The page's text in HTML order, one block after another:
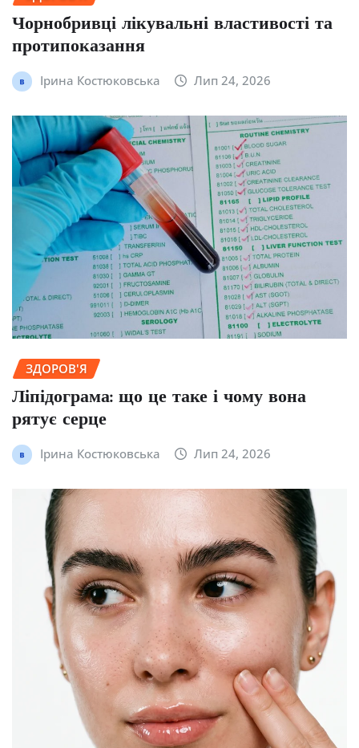
Чорнобривці лікувальні властивості та
протипоказання
Ірина Костюковська Лип 24, 2026
ЗДОРОВ'Я
Ліпідограма: що це таке і чому вона
рятує серце
Ірина Костюковська Лип 24, 2026